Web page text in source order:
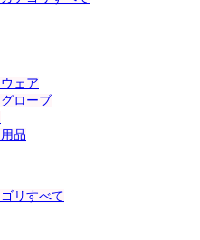
ェア
ローブ
品
リすべて